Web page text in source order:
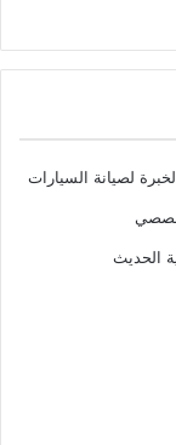
لصيانة السيارات
الحديث